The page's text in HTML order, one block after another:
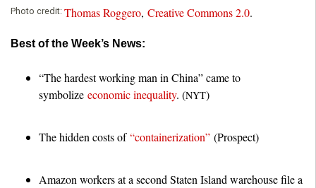
Photo credit: Thomas Roggero, Creative Commons 2.0.
Best of the Week’s News:
“The hardest working man in China” came to
symbolize economic inequality. (NYT)
The hidden costs of“containerization” (Prospect)
Amazon workers at a second Staten Island warehouse file a